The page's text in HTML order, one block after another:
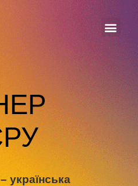
українська